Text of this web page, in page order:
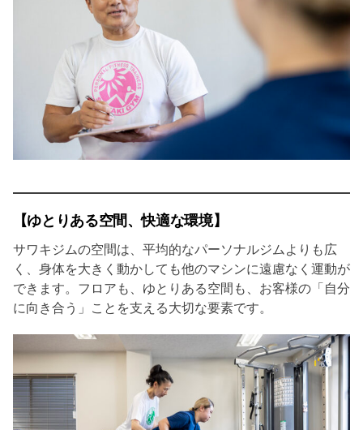
【ゆとりある空間、快適な環境】
サワキジムの空間は、平均的なパーソナルジムよりも広
く、身体を大きく動かしても他のマシンに遠慮なく運動が
できます。フロアも、ゆとりある空間も、お客様の「自分
に向き合う」ことを支える大切な要素です。